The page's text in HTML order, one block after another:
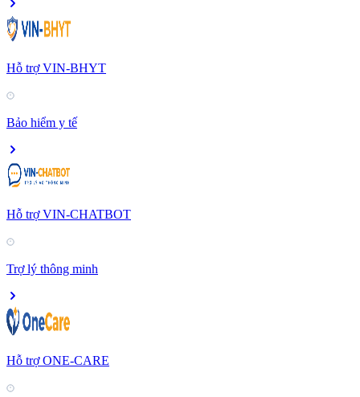
Hỗ trợ VIN-BHYT
Bảo hiểm y tế
Hỗ trợ VIN-CHATBOT
Trợ lý thông minh
Hỗ trợ ONE-CARE